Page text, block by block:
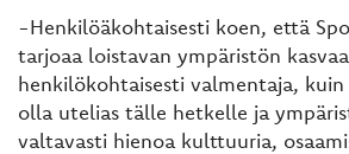
-Henkilöäkohtaisesti koen, että
tarjoaa loistavan ympäristön
henkilökohtaisesti valmentaja, kuin
olla utelias tälle hetkelle ja
valtavasti hienoa kulttuuria,